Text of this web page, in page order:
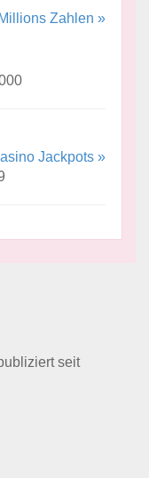
Zahlen »
Jackpots »
seit